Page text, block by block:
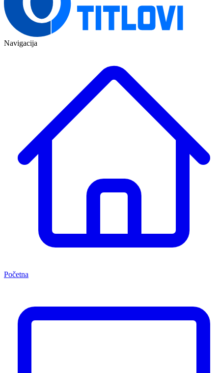
Navigacija
Početna